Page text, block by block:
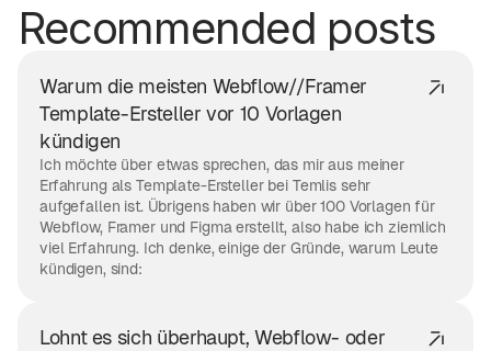
Recommended posts
Warum die meisten Webflow//Framer
Template-Ersteller vor 10 Vorlagen
kündigen
Ich möchte über etwas sprechen, das mir aus meiner
Erfahrung als Template-Ersteller bei Temlis sehr
aufgefallen ist. Übrigens haben wir über 100 Vorlagen für
Webflow, Framer und Figma erstellt, also habe ich ziemlich
viel Erfahrung. Ich denke, einige der Gründe, warum Leute
kündigen, sind:
Lohnt es sich überhaupt, Webflow- oder